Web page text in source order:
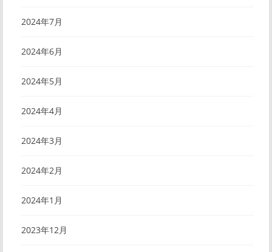
2024年7月
2024年6月
2024年5月
2024年4月
2024年3月
2024年2月
2024年1月
2023年12月